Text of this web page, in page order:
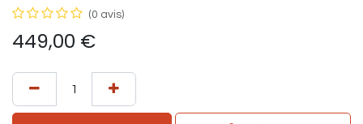
(0 avis)
449,00 €